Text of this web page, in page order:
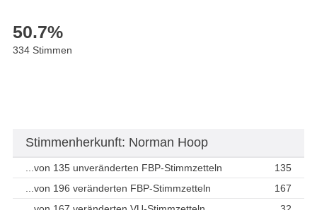
50.7%
334 Stimmen
Stimmenherkunft: Norman Hoop
...von 135 unveränderten FBP-Stimmzetteln
135
...von 196 veränderten FBP-Stimmzetteln
167